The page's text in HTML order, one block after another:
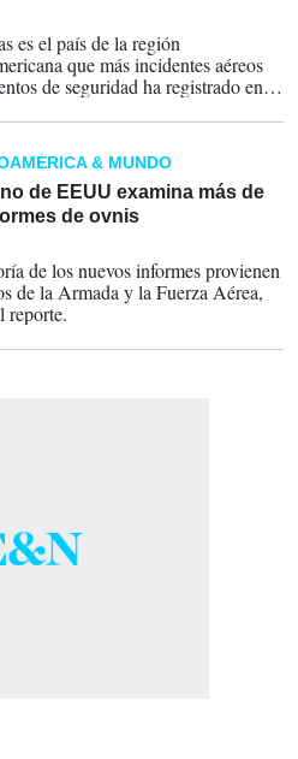
es el país de la región
que más incidentes aéreos
de seguridad ha registrado en
& MUNDO
de EEUU examina más de
de ovnis
de los nuevos informes provienen
de la Armada y la Fuerza Aérea,
reporte.